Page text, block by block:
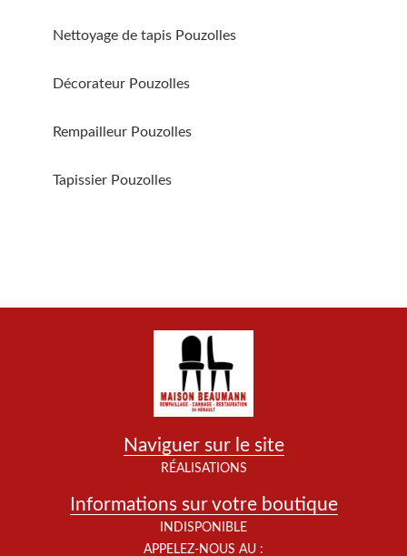
Nettoyage de tapis Pouzolles
Décorateur Pouzolles
Rempailleur Pouzolles
Tapissier Pouzolles
Naviguer sur le site
RÉALISATIONS
Informations sur votre boutique
INDISPONIBLE
APPELEZ-NOUS AU :